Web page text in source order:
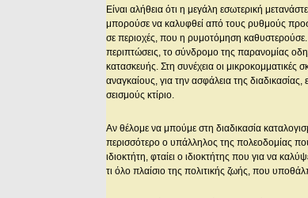
Είναι αλήθεια ότι η μεγάλη εσωτερική
μπορούσε να καλυφθεί από τους ρυθμούς
σε περιοχές, που η ρυμοτόμηση καθυστερούσε.
περιπτώσεις, το σύνδρομο της παρανομίας
κατασκευής. Στη συνέχεια οι μικροκομματικές
αναγκαίους, για την ασφάλεια της
σεισμούς κτίριο.
Αν θέλομε να μπούμε στη διαδικασία
περισσότερο ο υπάλληλος της πολεοδομίας
ιδιοκτήτη, φταίει ο ιδιοκτήτης που για να
τι όλο πλαίσιο της πολιτικής ζωής, που